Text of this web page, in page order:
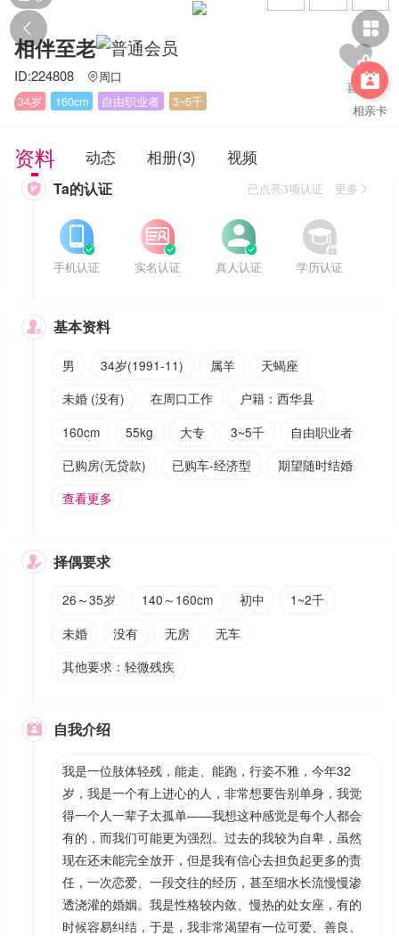
 

相亲卡
相伴至老
ID:224808 周口
34岁
160cm 自由职业者 3~5千
资料 动态 相册(3) 视频
 Ta的认证 已点亮3项认证 更多


手机认证


实名认证


真人认证


学历认证
 基本资料
男 34岁(1991-11) 属羊
天蝎座
未婚 (没有)
在周口工作
户籍：西华县
160cm
55kg 大专 3~5千
自由职业者
已购房(无贷款)
已购车-经济型
期望随时结婚
查看更多
 择偶要求
26～35岁 140～160cm 初中
1~2千
未婚
没有 无房
无车
其他要求：轻微残疾
 自我介绍
我是一位肢体轻残，能走、能跑，行姿不雅，今年32
岁，我是一个有上进心的人，非常想要告别单身，我觉
得一个人一辈子太孤单——我想这种感觉是每个人都会
有的，而我们可能更为强烈。过去的我较为自卑，虽然
现在还未能完全放开，但是我有信心去担负起更多的责
任，一次恋爱、一段交往的经历，甚至细水长流慢慢渗
透浇灌的婚姻。我是性格较内敛、慢热的处女座，有的
时候容易纠结，于是，我非常渴望有一位可爱、善良、